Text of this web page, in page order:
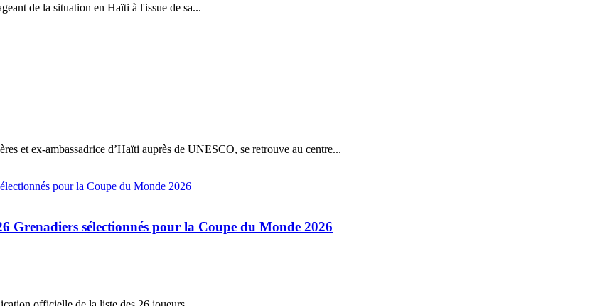
de la situation en Haïti à l'issue de sa...
et ex-ambassadrice d’Haïti auprès de UNESCO, se retrouve au centre...
sélectionnés pour la Coupe du Monde 2026